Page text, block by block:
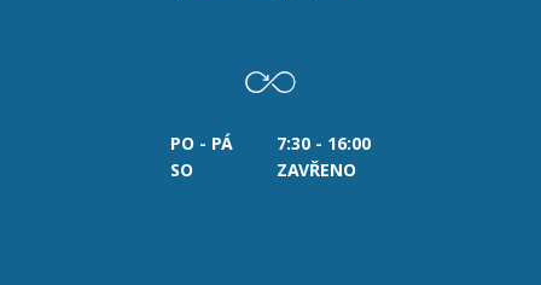
PO - PÁ
7:30 - 16:00
SO
ZAVŘENO